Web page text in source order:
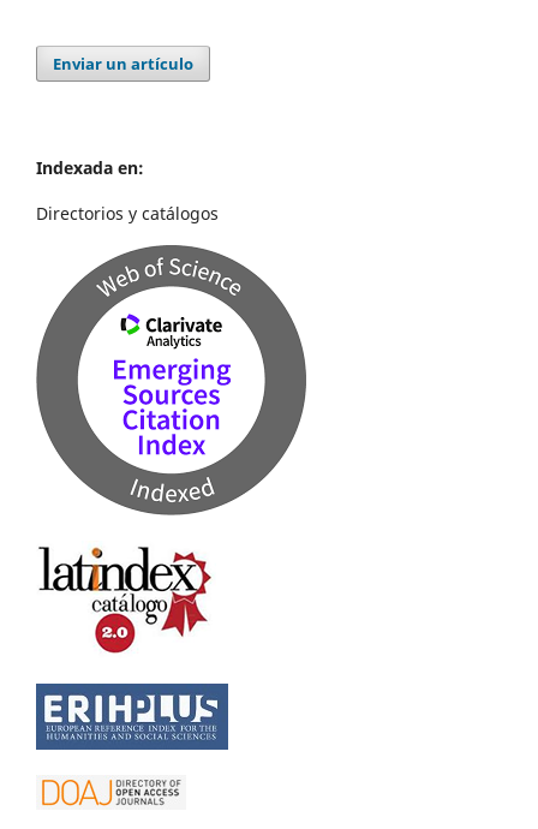
Enviar un artículo
Indexada en:
Directorios y catálogos